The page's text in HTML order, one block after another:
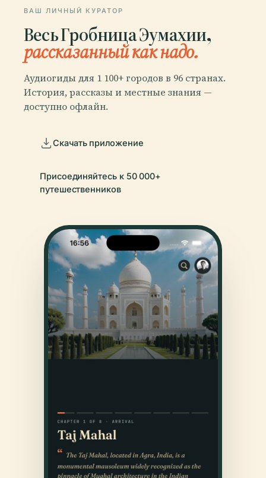
ВАШ ЛИЧНЫЙ КУРАТОР
Весь Гробница Эумахии,
рассказанный как надо.
Аудиогиды для 1 100+ городов в 96 странах.
История, рассказы и местные знания —
доступно офлайн.
Скачать приложение
Присоединяйтесь к 50 000+
путешественников